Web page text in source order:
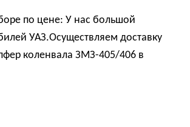
по цене: У нас большой
УАЗ.Осуществляем доставку
коленвала ЗМЗ-405/406 в